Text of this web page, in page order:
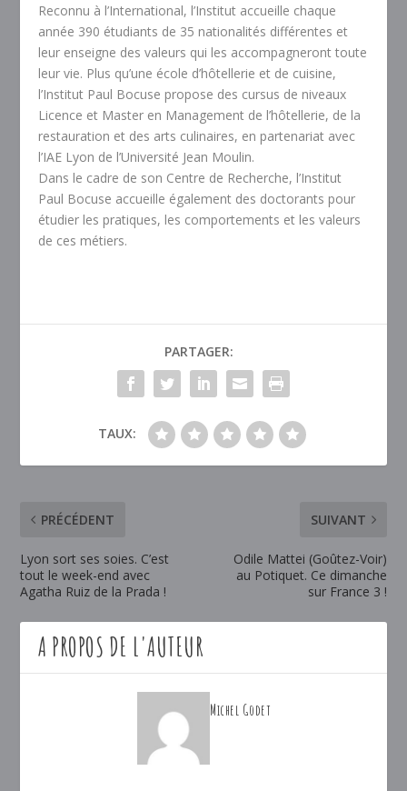
Reconnu à l’International, l’Institut accueille chaque
année 390 étudiants de 35 nationalités différentes et
leur enseigne des valeurs qui les accompagneront toute
leur vie. Plus qu’une école d’hôtellerie et de cuisine,
l’Institut Paul Bocuse propose des cursus de niveaux
Licence et Master en Management de l’hôtellerie, de la
restauration et des arts culinaires, en partenariat avec
l’IAE Lyon de l’Université Jean Moulin.
Dans le cadre de son Centre de Recherche, l’Institut
Paul Bocuse accueille également des doctorants pour
étudier les pratiques, les comportements et les valeurs
de ces métiers.
PARTAGER:
TAUX:
PRÉCÉDENT
Lyon sort ses soies. C’est
tout le week-end avec
Agatha Ruiz de la Prada !
SUIVANT
Odile Mattei (Goûtez-Voir)
au Potiquet. Ce dimanche
sur France 3 !
A PROPOS DE L'AUTEUR
Michel Godet